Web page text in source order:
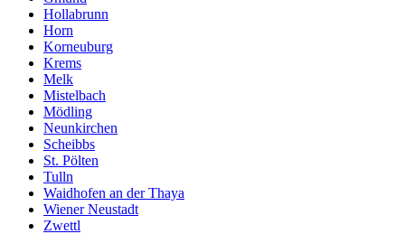
Hollabrunn
Horn
Korneuburg
Krems
Melk
Mistelbach
Mödling
Neunkirchen
Scheibbs
St. Pölten
Tulln
Waidhofen an der Thaya
Wiener Neustadt
Zwettl